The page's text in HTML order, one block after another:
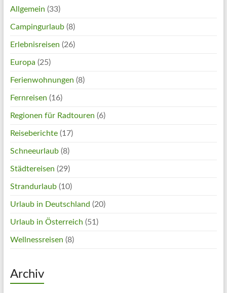
Allgemein (33)
Campingurlaub(8)
Erlebnisreisen (26)
Europa (25)
Ferienwohnungen (8)
Fernreisen (16)
Regionen für Radtouren (6)
Reiseberichte(17)
Schneeurlaub(8)
Städtereisen (29)
Strandurlaub(10)
Urlaub in Deutschland (20)
Urlaub in Österreich (51)
Wellnessreisen (8)
Archiv